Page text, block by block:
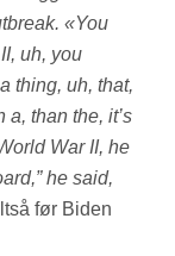
«You
uh, you
thing, uh, that,
than the, it’s
War II, he
he said,
før Biden